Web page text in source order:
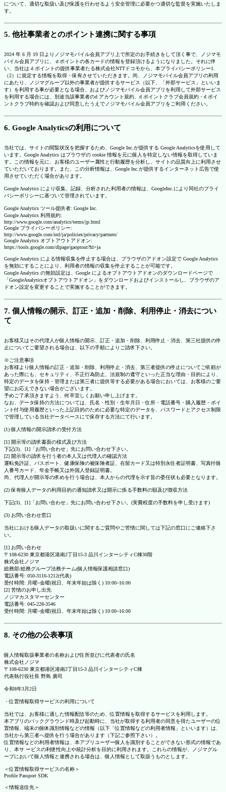
について、適切な取扱い及び保護を行わせるよう安全管理に必要かつ適切な監督を実施いたしま
す。
5. 他社事業者とのポイント連携に関する事項
2024 年 6 月 19 日よりノジマモバイル会員アプリ上で所定のお手続きをして頂く事で、ノジマモ
バイル会員アプリに、ｄポイントの各カードの情報を登録頂けるようになりました。それに伴
い、当社は d ポイントの提供事業者たる株式会社NTTドコモから、本プライバシーポリシー1.
（2）に規定する情報を取得・保有させていただきます。尚、ノジマモバイル会員アプリの利用
にあたり、ノジマグループ以外の事業者が提供するサービス（以下、「外部サービス」といいま
す）を利用する事が必要となる場合、およびノジマモバイル会員アプリを利用して外部サービス
を利用する場合には、別途当該事業者のd アカウント規約、d ポイントクラブ会員規約・d ポイ
ントクラブ特約を確認および同意したうえでノジマモバイル会員アプリをご利用ください。
6. Google Analyticsの利用について
当社では、サイトの閲覧状況を把握するため、Google Inc.が提供する Google Analyticsを使用して
います。Google Analytics はブラウザの cookie 情報を元に個人を特定しない情報を取得していま
す。この情報を元に、お客様のユーザー属性と行動履歴を分析し、サイトの品質向上に利用させ
ていただいております。また、この分析情報は、Google Inc.が提供するインターネット広告で使
用させていただく場合があります。
Google Analytics により収集、記録、分析された利用者の情報は、GoogleInc.により同社のプライ
バシーポリシーに基づいて管理されています。
Google Analytics ツール提供者: Google Inc.
Google Analytics 利用規約:
http://www.google.com/analytics/terms/jp.html
Google プライバシーポリシー:
http://www.google.com/intl/ja/policies/privacy/partners/
Google Analytics オプトアウトアドオン:
https://tools.google.com/dlpage/gaoptout?hl=ja
Google Analytics による情報収集を停止する場合は、ブラウザのアドオン設定で Google Analytics
を無効にすることにより、利用者の情報の収集を停止することが可能です。
Google Analytics の無効設定は、Google によるオプトアウトアドオンのダウンロードページで
「GoogleAnalyticsオプトアウトアドオン」をダウンロードおよびインストールし、ブラウザのア
ドオン設定を変更することで実施することができます。
7. 個人情報の開示、訂正・追加・削除、利用停止・消去につい
て
お客様又はその代理人が個人情報の開示、訂正・追加・削除、利用停止・消去、第三社提供の停
止についてご要望される場合は、以下の手順によりご請求下さい。
※ご注意事項
お客様より個人情報の訂正・追加・削除、利用停止・消去、第三者提供の停止についてご依頼が
あった際にも、セキュリティ、不正行為防止、法規制の遵守といった正当な理由・目的により、
特定のデータを保持・管理または第三者に提供等する必要がある場合においては、お客様のご要
望にお応えできない場合がございます。
予めご了承頂きますよう、何卒宜しくお願い申し上げます。
なお、データ保持の方法については、氏名・性別・生年月日・住所・電話番号・購入履歴・ポイ
ント付与使用履歴といった上記目的のために必要な特定のデータを、パスワードとアクセス制限
で管理している当社データベースにて保存する方法にて行います。
(1) 個人情報の開示請求の受付方法
[1] 開示等の請求書面の様式及び方法
下記(3)、[1]「お問い合わせ」先にお問い合わせ下さい。
[2] 開示等の請求を行う者の本人又は代理人の確認方法
運転免許証、パスポート、健康保険の被保険者証、在留カード又は特別永住者証明書、写真付個
人番号カード、年金手帳又は外国人登録証明書。
尚、代理人が開示等の求めを行う場合は、本人からの代理を示す旨の委任状も必要となります。
(2) 保有個人データの利用目的の通知請求又は開示に係る手数料の額及び徴収方法
下記(3)、[1]「お問い合わせ」先にお問い合わせ下さい。(実費程度の手数料を申し受けます)
(3) お問い合わせ窓口
当社における個人データの取扱いに関するご質問やご苦情に関しては下記の窓口にご連絡下さ
い。
[1] お問い合わせ
〒108-6230 東京都港区港南2丁目15-3 品川インターシティC棟30階
株式会社ノジマ
総務部/総務グループ法務チーム(個人情報保護相談窓口)
電話番号: 050-3116-1212(代表)
受付時間: 月曜~金曜(祝日、年末年始は除く) 10:00~16:00
[2] 苦情のお申し出先
ノジマカスタマーセンター
電話番号: 045-228-3546
受付時間: 月曜~金曜(祝日、年末年始は除く) 10:00~16:00
8. その他の公表事項
個人情報取扱事業者の名称および住所並びに代表者の氏名
株式会社ノジマ
〒108-6230 東京都港区港南2丁目15-3 品川インターシティC棟
代表執行役社長 野島 廣司
令和8年3月2日
・位置情報取得サービスの利用について
当社では、お客様に適した情報配信等のため、位置情報を取得するサービスを利用します。
本アプリのバックグラウンド時及び起動時に、当社が取得する利用者の同意を得たユーザーの位
置情報、端末の個体識別情報などの情報（以下「位置情報などの利用者情報」といいます）は、
当社から第三者へ提供を行う場合があります（下記ご参照下さい）。
位置情報などの利用者情報は、本アプリユーザー個人を識別することができない形式の情報であ
り、本サ ービスの利便性向上や統計分析を目的に利用されます。これらの情報が、ノジマグル
ープにおいて個人情報と連携される場合は、個人情報として取扱うものとします。
＜位置情報取得サービスの名称＞
Profile Passport SDK
＜情報送信先＞